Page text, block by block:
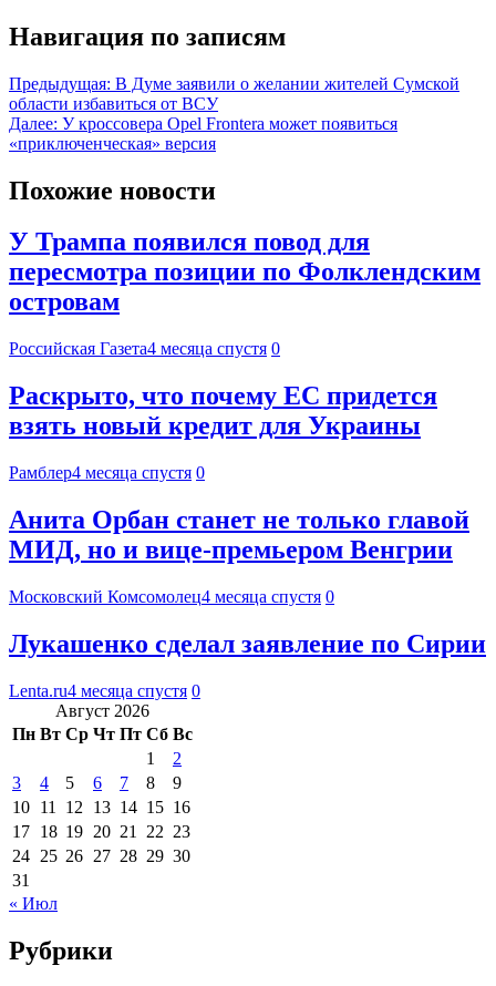
Навигация по записям
Предыдущая: В Думе заявили о желании жителей Сумской
области избавиться от ВСУ
Далее: У кроссовера Opel Frontera может появиться
«приключенческая» версия
Похожие новости
У Трампа появился повод для
пересмотра позиции по Фолклендским
островам
Российская Газета4 месяца спустя 0
Раскрыто, что почему ЕС придется
взять новый кредит для Украины
Рамблер4 месяца спустя 0
Анита Орбан станет не только главой
МИД, но и вице-премьером Венгрии
Московский Комсомолец4 месяца спустя 0
Лукашенко сделал заявление по Сирии
Lenta.ru4 месяца спустя 0
Август 2026
Пн Вт Ср Чт Пт Сб Вс
1
2
3
4 5 6 7 8
9
10 11 12 13 14 15 16
17 18 19 20 21 22 23
24 25 26 27 28 29 30
31
« Июл
Рубрики